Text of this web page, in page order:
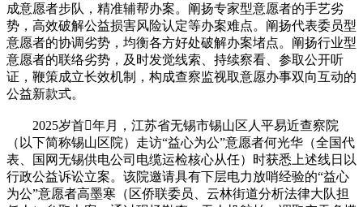
成意愿者步队，精准辅帮办案。阐扬专家型意愿者的手艺劣
势，高效破解公益损害风险认定等办案难点。阐扬代表委员型
意愿者的协调劣势，均衡各方好处破解办案堵点。阐扬行业型
意愿者的联络劣势，及时发觉线索、持续察看、参取公开听
证，鞭策成立长效机制，构成查察监视取意愿办事双向互动的
公益新款式。
2025岁首年月，江苏省无锡市锡山区人平易近查察院
（以下简称锡山区院）走访“益心为公”意愿者何光华（全国代
表、国网无锡供电公司电缆运检核心从任）时获悉上述线日以
行政公益诉讼立案。该院邀请具有下层电力放哨经验的“益心
为公”意愿者高墨寒（区侨联委员、云林街道分析法律大队担